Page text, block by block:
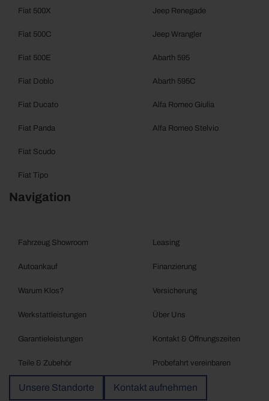
Fiat 500X
Fiat 500C
Fiat 500E
Fiat Doblo
Fiat Ducato
Fiat Panda
Fiat Scudo
Fiat Tipo
Jeep Renegade
Jeep Wrangler
Abarth 595
Abarth 595C
Alfa Romeo Giulia
Alfa Romeo Stelvio
Navigation
Fahrzeug Showroom
Autoankauf
Warum Klos?
Werkstattleistungen
Garantieleistungen
Teile & Zubehör
Leasing
Finanzierung
Versicherung
Über Uns
Kontakt & Öffnungszeiten
Probefahrt vereinbaren
Unsere Standorte Kontakt aufnehmen